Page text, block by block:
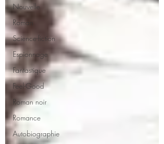
Nouvelle
Roman
Science-fiction
Espionnage
Fantastique
Feel-Good
Roman noir
Romance
Autobiographie